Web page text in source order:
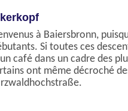
à Baiersbronn,
Si toutes ces
café dans un cadre des
ont même décroché